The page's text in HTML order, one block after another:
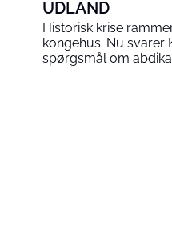
UDLAND
Historisk krise
kongehus: Nu svarer
spørgsmål om